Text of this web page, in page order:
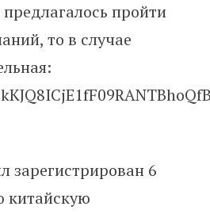
пройти
то в случае
зарегистрирован 6
китайскую